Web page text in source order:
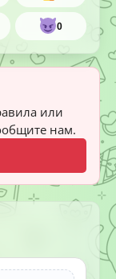
0
или
нам.